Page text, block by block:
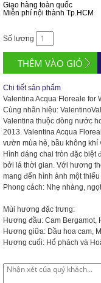
Giao hàng toàn quốc
Miễn phí nội thành Tp.HCM
Số lượng
Chi tiết sản phẩm
Valentina Acqua Floreale for
Cùng nhãn hiệu:
Valentina thuộc dòng nước
2013. Valentina Acqua
vườn mùa hè, bầu không khí
Hình dáng chai tròn đặc biệt
bởi lá thời gian. Với hương
mang đến hình ảnh một
Phong cách: Nhẹ nhàng,
Mùi hương đặc trưng:
Hương đầu: Cam Bergamot,
Hương giữa: Dầu hoa cam,
Hương cuối: Hổ phách và